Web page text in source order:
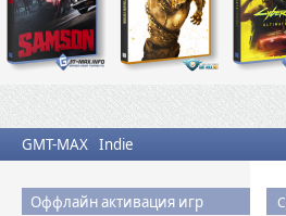
GMT-MAX Indie
Оффлайн активация игр